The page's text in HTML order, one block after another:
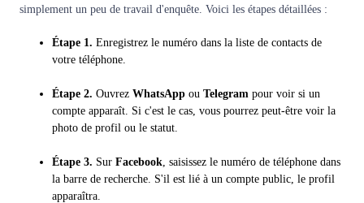
simplement un peu de travail d'enquête. Voici les étapes détaillées :
Étape 1. Enregistrez le numéro dans la liste de contacts de
votre téléphone.
Étape 2. Ouvrez WhatsApp ou Telegram pour voir si un
compte apparaît. Si c'est le cas, vous pourrez peut-être voir la
photo de profil ou le statut.
Étape 3. Sur Facebook, saisissez le numéro de téléphone dans
la barre de recherche. S'il est lié à un compte public, le profil
apparaîtra.